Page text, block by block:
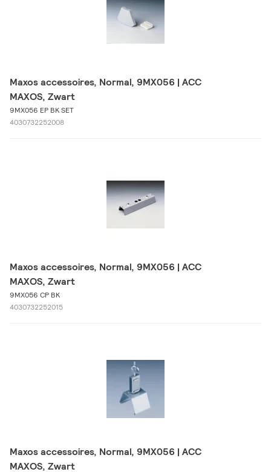
Maxos accessoires, Normal, 9MX056 | ACC
MAXOS, Zwart
9MX056 EP BK SET
4030732252008
Maxos accessoires, Normal, 9MX056 | ACC
MAXOS, Zwart
9MX056 CP BK
4030732252015
Maxos accessoires, Normal, 9MX056 | ACC
MAXOS, Zwart